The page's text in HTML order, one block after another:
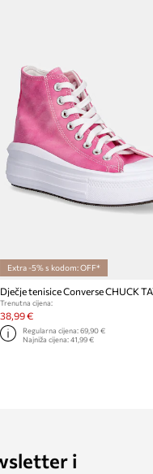
Extra -5% s kodom: OFF*
Trenutna cijena:
38,99 €
Regularna cijena: 69,90 €
Najniža cijena: 41,99 €
i